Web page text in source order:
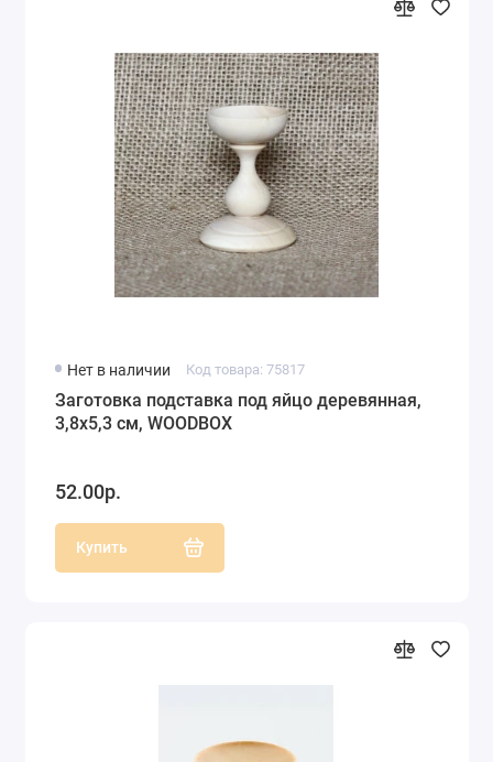
Нет в наличии Код товара: 75817
Заготовка подставка под яйцо деревянная,
3,8х5,3 см, WOODBOX
52.00р.
Купить